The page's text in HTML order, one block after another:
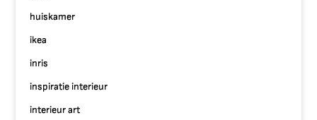
huiskamer
ikea
inris
inspiratie interieur
interieur art